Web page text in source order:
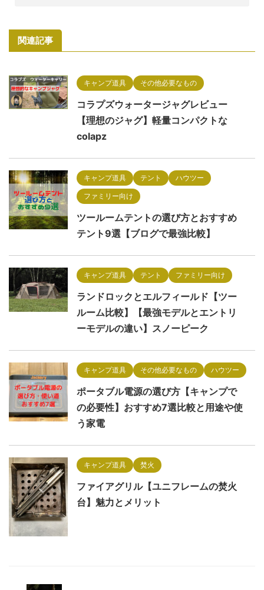
関連記事
キャンプ道具 その他必要なもの
コラプズウォータージャグレビュー
【理想のジャグ】軽量コンパクトな
colapz
キャンプ道具 テント ハウツー
ファミリー向け
ツールームテントの選び方とおすすめ
テント9選【ブログで最強比較】
キャンプ道具 テント ファミリー向け
ランドロックとエルフィールド【ツー
ルーム比較】【最強モデルとエントリ
ーモデルの違い】スノーピーク
キャンプ道具 その他必要なもの ハウツー
ポータブル電源の選び方【キャンプで
の必要性】おすすめ7選比較と用途や使
う家電
キャンプ道具 焚火
ファイアグリル【ユニフレームの焚火
台】魅力とメリット